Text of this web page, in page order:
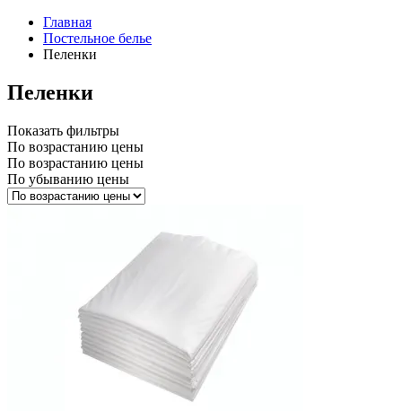
Главная
Постельное белье
Пеленки
Пеленки
Показать фильтры
По возрастанию цены
По возрастанию цены
По убыванию цены